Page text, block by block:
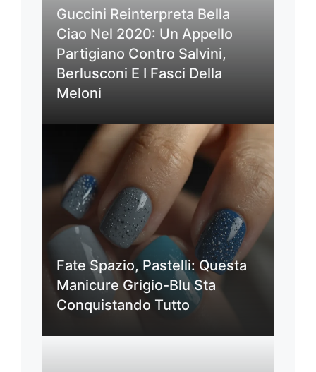
Guccini Reinterpreta Bella
Ciao Nel 2020: Un Appello
Partigiano Contro Salvini,
Berlusconi E I Fasci Della
Meloni
Fate Spazio, Pastelli: Questa
Manicure Grigio-Blu Sta
Conquistando Tutto